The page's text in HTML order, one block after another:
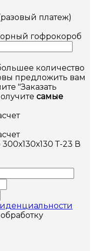
платеж)
гофрокороб
количество
предложить вам
"Заказать
самые
Т-23 В